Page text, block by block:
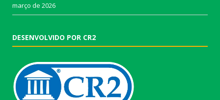
março de 2026
DESENVOLVIDO POR CR2